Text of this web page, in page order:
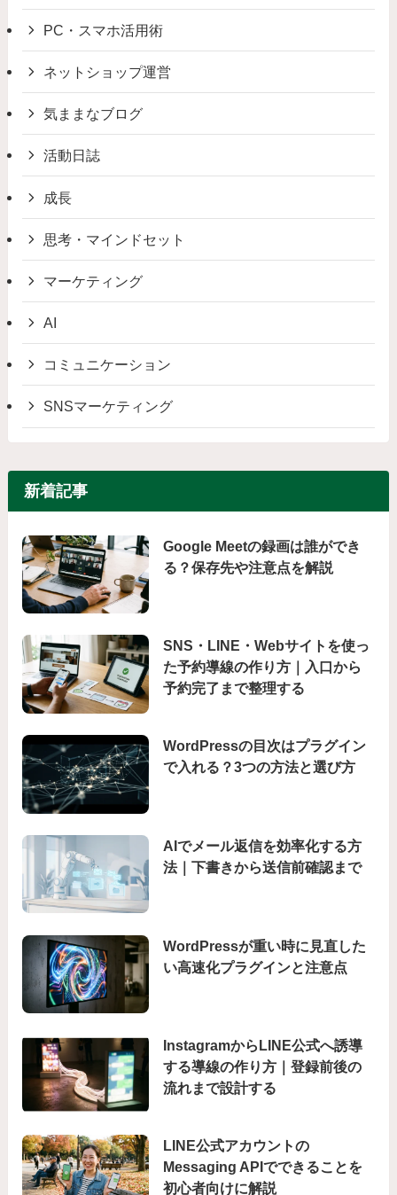
PC・スマホ活用術
ネットショップ運営
気ままなブログ
活動日誌
成長
思考・マインドセット
マーケティング
AI
コミュニケーション
SNSマーケティング
新着記事
Google Meetの録画は誰ができ
る？保存先や注意点を解説
SNS・LINE・Webサイトを使っ
た予約導線の作り方｜入口から
予約完了まで整理する
WordPressの目次はプラグイン
で入れる？3つの方法と選び方
AIでメール返信を効率化する方
法｜下書きから送信前確認まで
WordPressが重い時に見直した
い高速化プラグインと注意点
InstagramからLINE公式へ誘導
する導線の作り方｜登録前後の
流れまで設計する
LINE公式アカウントの
Messaging APIでできることを
初心者向けに解説